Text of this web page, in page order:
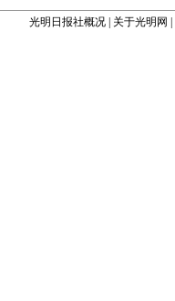
光明日报社概况 关于光明网